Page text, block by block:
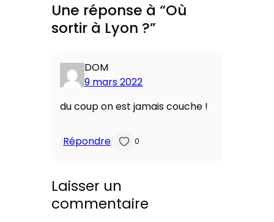
Une réponse à “Où
sortir à Lyon ?”
DOM
9 mars 2022
du coup on est jamais couche !
/Répondre/ 0
Laisser un
commentaire